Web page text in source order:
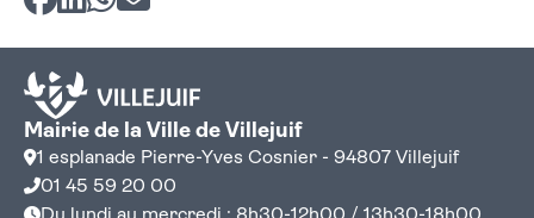
Mairie de la Ville de Villejuif
1 esplanade Pierre-Yves Cosnier - 94807 Villejuif
01 45 59 20 00